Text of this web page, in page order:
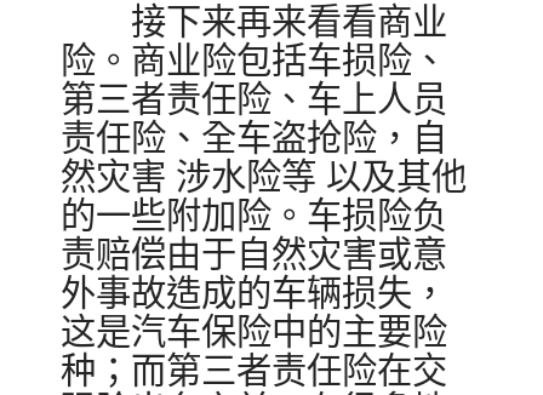
接下来再来看看商业
险。商业险包括车损险、
第三者责任险、车上人员
责任险、全车盗抢险，自
然灾害 涉水险等 以及其他
的一些附加险。车损险负
责赔偿由于自然灾害或意
外事故造成的车辆损失，
这是汽车保险中的主要险
种；而第三者责任险在交